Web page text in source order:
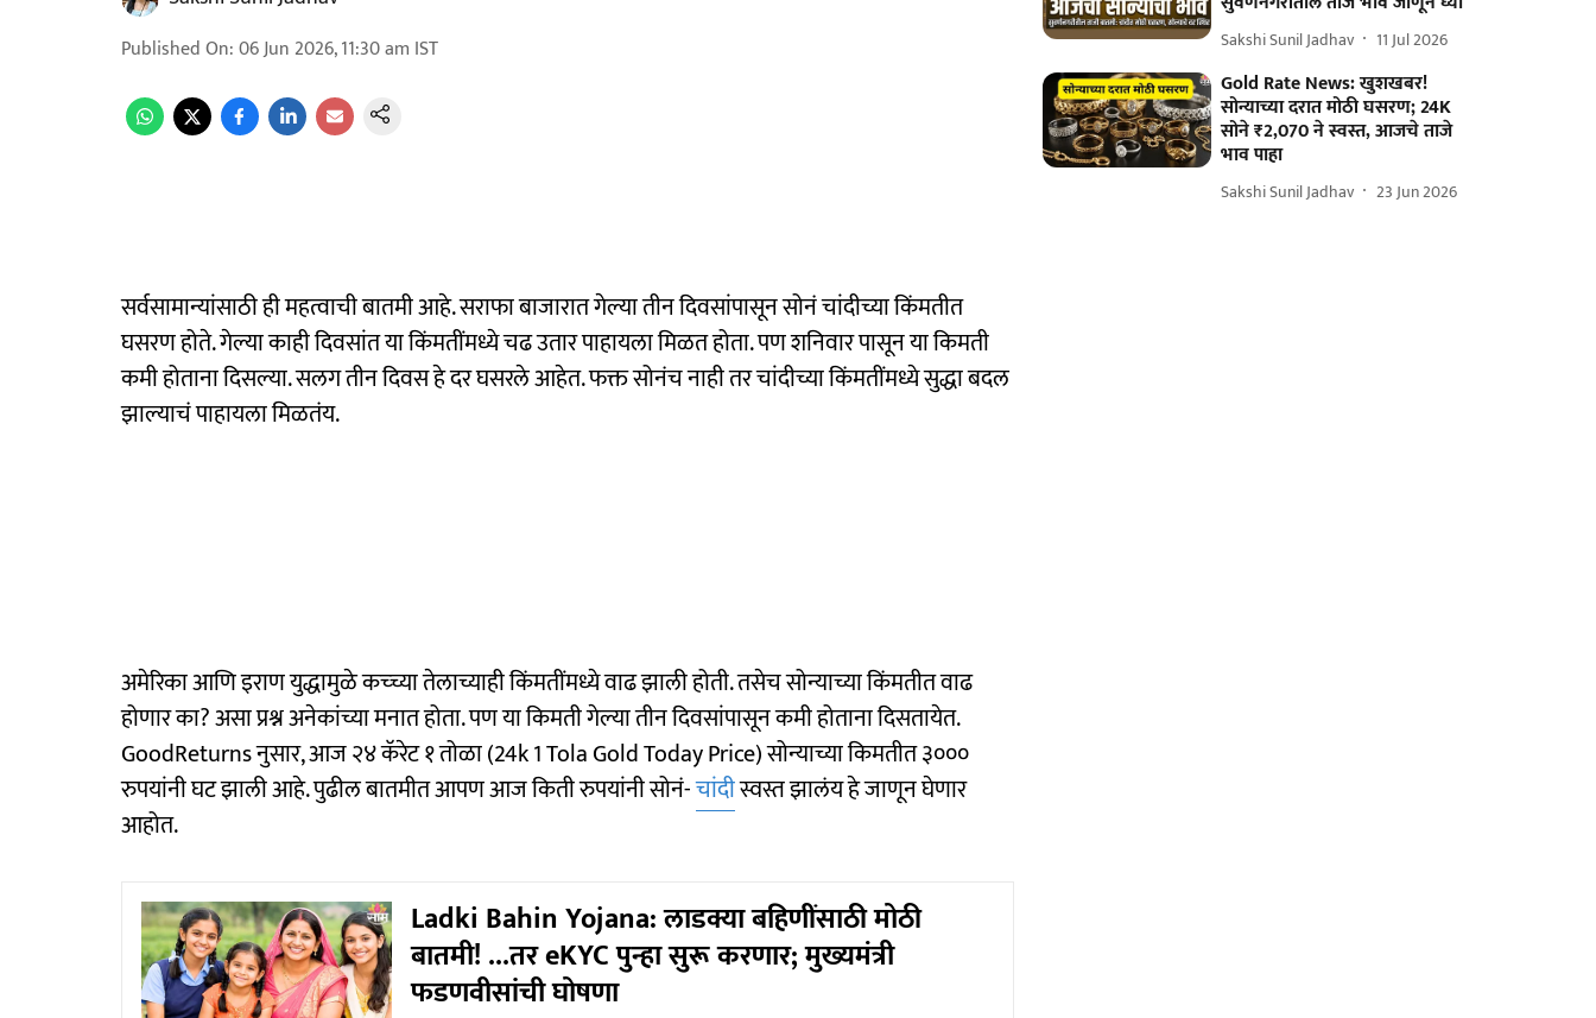
Published On:06 Jun 2026, 11:30 am IST
सर्वसामान्यांसाठी ही महत्वाची बातमी आहे. सराफा बाजारात गेल्या तीन दिवसांपासून सोनं चांदीच्या किंमतीत
घसरण होते. गेल्या काही दिवसांत या किंमतींमध्ये चढ उतार पाहायला मिळत होता. पण शनिवार पासून या किमती
कमी होताना दिसल्या. सलग तीन दिवस हे दर घसरले आहेत. फक्त सोनंच नाही तर चांदीच्या किंमतींमध्ये सुद्धा बदल
झाल्याचं पाहायला मिळतंय.
अमेरिका आणि इराण युद्धामुळे कच्च्या तेलाच्याही किंमतींमध्ये वाढ झाली होती. तसेच सोन्याच्या किंमतीत वाढ
होणार का? असा प्रश्न अनेकांच्या मनात होता. पण या किमती गेल्या तीन दिवसांपासून कमी होताना दिसतायेत.
GoodReturns नुसार, आज २४ कॅरेट १ तोळा (24k 1 Tola Gold Today Price) सोन्याच्या किमतीत ३०००
रुपयांनी घट झाली आहे. पुढील बातमीत आपण आज किती रुपयांनी सोनं-चांदीस्वस्त झालंय हे जाणून घेणार
आहोत.
Ladki Bahin Yojana: लाडक्या बहिणींसाठी मोठी
बातमी! ...तर eKYC पुन्हा सुरू करणार; मुख्यमंत्री
फडणवीसांची घोषणा
Sakshi Sunil Jadhav 11 Jul 2026
Gold Rate News: खुशखबर!
सोन्याच्या दरात मोठी घसरण; 24K
सोने ₹2,070 ने स्वस्त, आजचे ताजे
भाव पाहा
Sakshi Sunil Jadhav 23 Jun 2026